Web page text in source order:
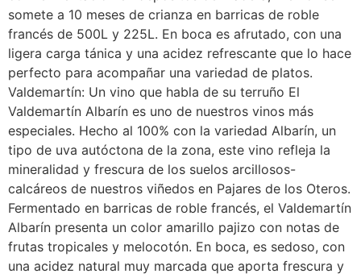
somete a 10 meses de crianza en barricas de roble
francés de 500L y 225L. En boca es afrutado, con una
ligera carga tánica y una acidez refrescante que lo hace
perfecto para acompañar una variedad de platos.
Valdemartín: Un vino que habla de su terruño El
Valdemartín Albarín es uno de nuestros vinos más
especiales. Hecho al 100% con la variedad Albarín, un
tipo de uva autóctona de la zona, este vino refleja la
mineralidad y frescura de los suelos arcillosos-
calcáreos de nuestros viñedos en Pajares de los Oteros.
Fermentado en barricas de roble francés, el Valdemartín
Albarín presenta un color amarillo pajizo con notas de
frutas tropicales y melocotón. En boca, es sedoso, con
una acidez natural muy marcada que aporta frescura y